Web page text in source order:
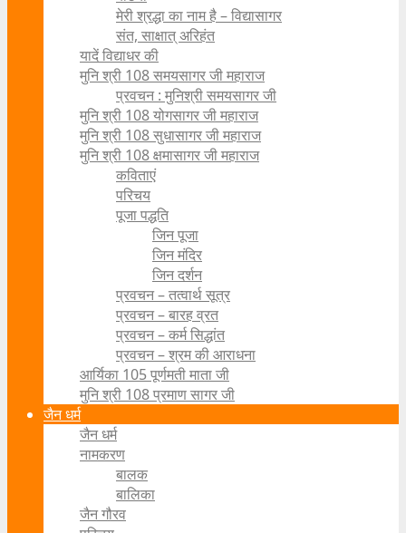
मेरी श्रद्धा का नाम है – विद्यासागर
संत, साक्षात् अरिहंत
यादें विद्याधर की
मुनि श्री 108 समयसागर जी महाराज
प्रवचन : मुनिश्री समयसागर जी
मुनि श्री 108 योगसागर जी महाराज
मुनि श्री 108 सुधासागर जी महाराज
मुनि श्री 108 क्षमासागर जी महाराज
कविताएं
परिचय
पूजा पद्धति
जिन पूजा
जिन मंदिर
जिन दर्शन
प्रवचन – तत्वार्थ सूत्र
प्रवचन – बारह व्रत
प्रवचन – कर्म सिद्धांत
प्रवचन – श्रम की आराधना
आर्यिका 105 पूर्णमती माता जी
मुनि श्री 108 प्रमाण सागर जी
जैन धर्म
जैन धर्म
नामकरण
बालक
बालिका
जैन गौरव